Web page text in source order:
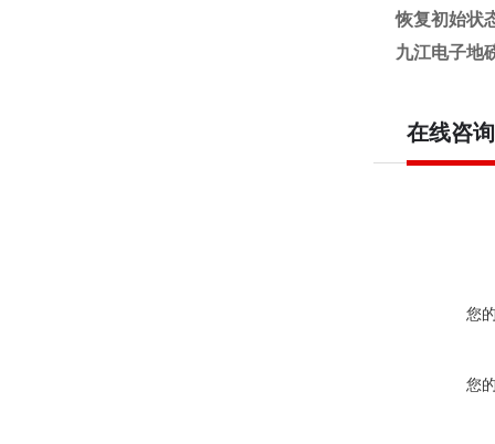
恢复初始状
九江电子地
在线咨询
您
您